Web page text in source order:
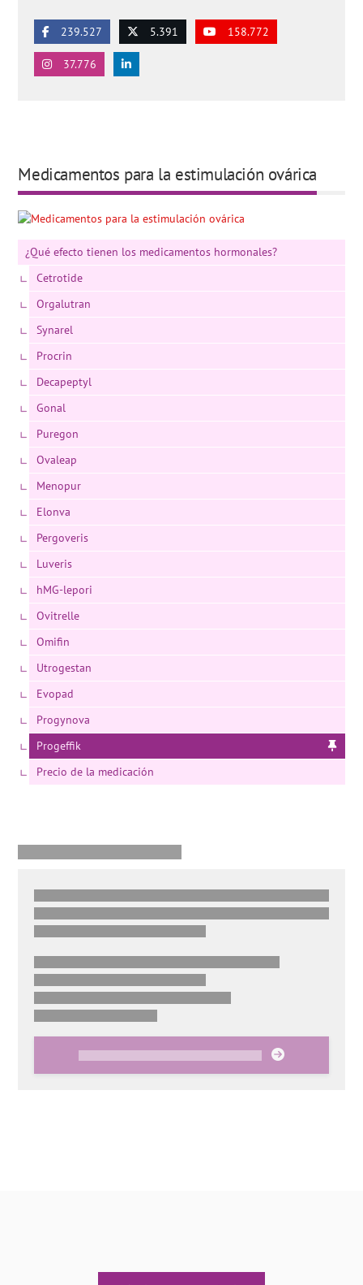
239.527 5.391 158.772
37.776
Medicamentos para la estimulación ovárica
¿Qué efecto tienen los medicamentos hormonales?
Cetrotide
Orgalutran
Synarel
Procrin
Decapeptyl
Gonal
Puregon
Ovaleap
Menopur
Elonva
Pergoveris
Luveris
hMG-lepori
Ovitrelle
Omifin
Utrogestan
Evopad
Progynova
Progeffik
Precio de la medicación